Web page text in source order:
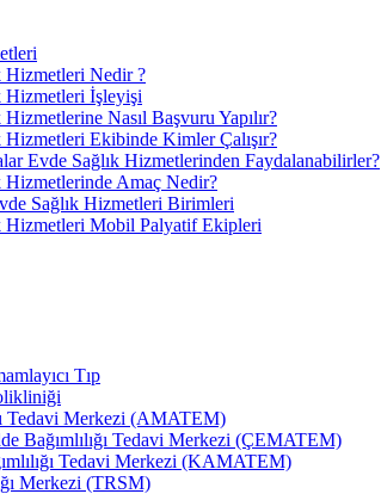
Hizmetleri Nedir ?
Hizmetleri İşleyişi
Hizmetlerine Nasıl Başvuru Yapılır?
Hizmetleri Ekibinde Kimler Çalışır?
Evde Sağlık Hizmetlerinden Faydalanabilirler?
Hizmetlerinde Amaç Nedir?
Sağlık Hizmetleri Birimleri
Hizmetleri Mobil Palyatif Ekipleri
Tıp
Tedavi Merkezi (AMATEM)
Bağımlılığı Tedavi Merkezi (ÇEMATEM)
Tedavi Merkezi (KAMATEM)
Merkezi (TRSM)